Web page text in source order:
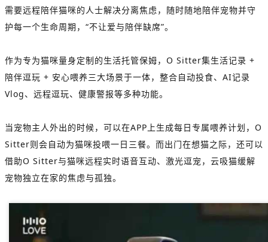
需要远程陪伴猫咪的人士解决分离焦虑，随时随地陪伴宠物并守
护每一个生命周期，“不让爱与陪伴缺席”。
作为专为猫咪量身定制的生活托管保姆，O Sitter集生活记录 +
陪伴逗玩 + 安心喂养三大场景于一体，整合自动投食、AI记录
Vlog、远程逗玩、健康警报等多种功能。
当宠物主人外出的时候，可以在APP上生成每日专属喂养计划，O
Sitter则会自动为猫咪投喂一日三餐。而出门在想猫之际，还可以
借助O Sitter与猫咪远程实时语音互动、激光逗宠， 云吸猫缓解
宠物独立在家的焦虑与孤独。